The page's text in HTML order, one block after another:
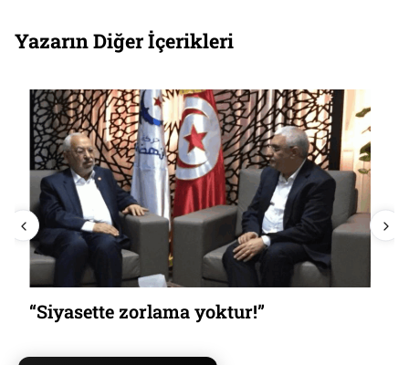
Yazarın Diğer İçerikleri
“Siyasette zorlama yoktur!”